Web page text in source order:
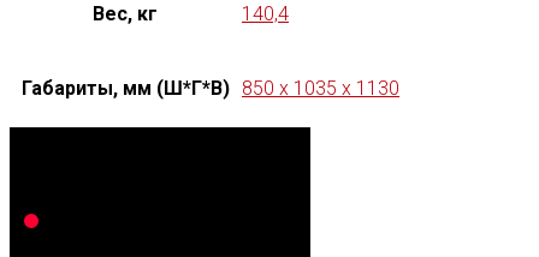
Вес, кг 140,4
Габариты, мм (Ш*Г*В) 850 x 1035 x 1130